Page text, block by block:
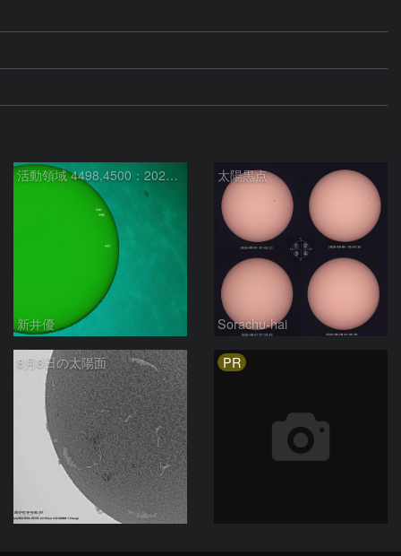
活動領域 4498,4500：2026/08/08
新井優
太陽黒点
Sorachu-hai
8月8日の太陽面
ta-o
PR